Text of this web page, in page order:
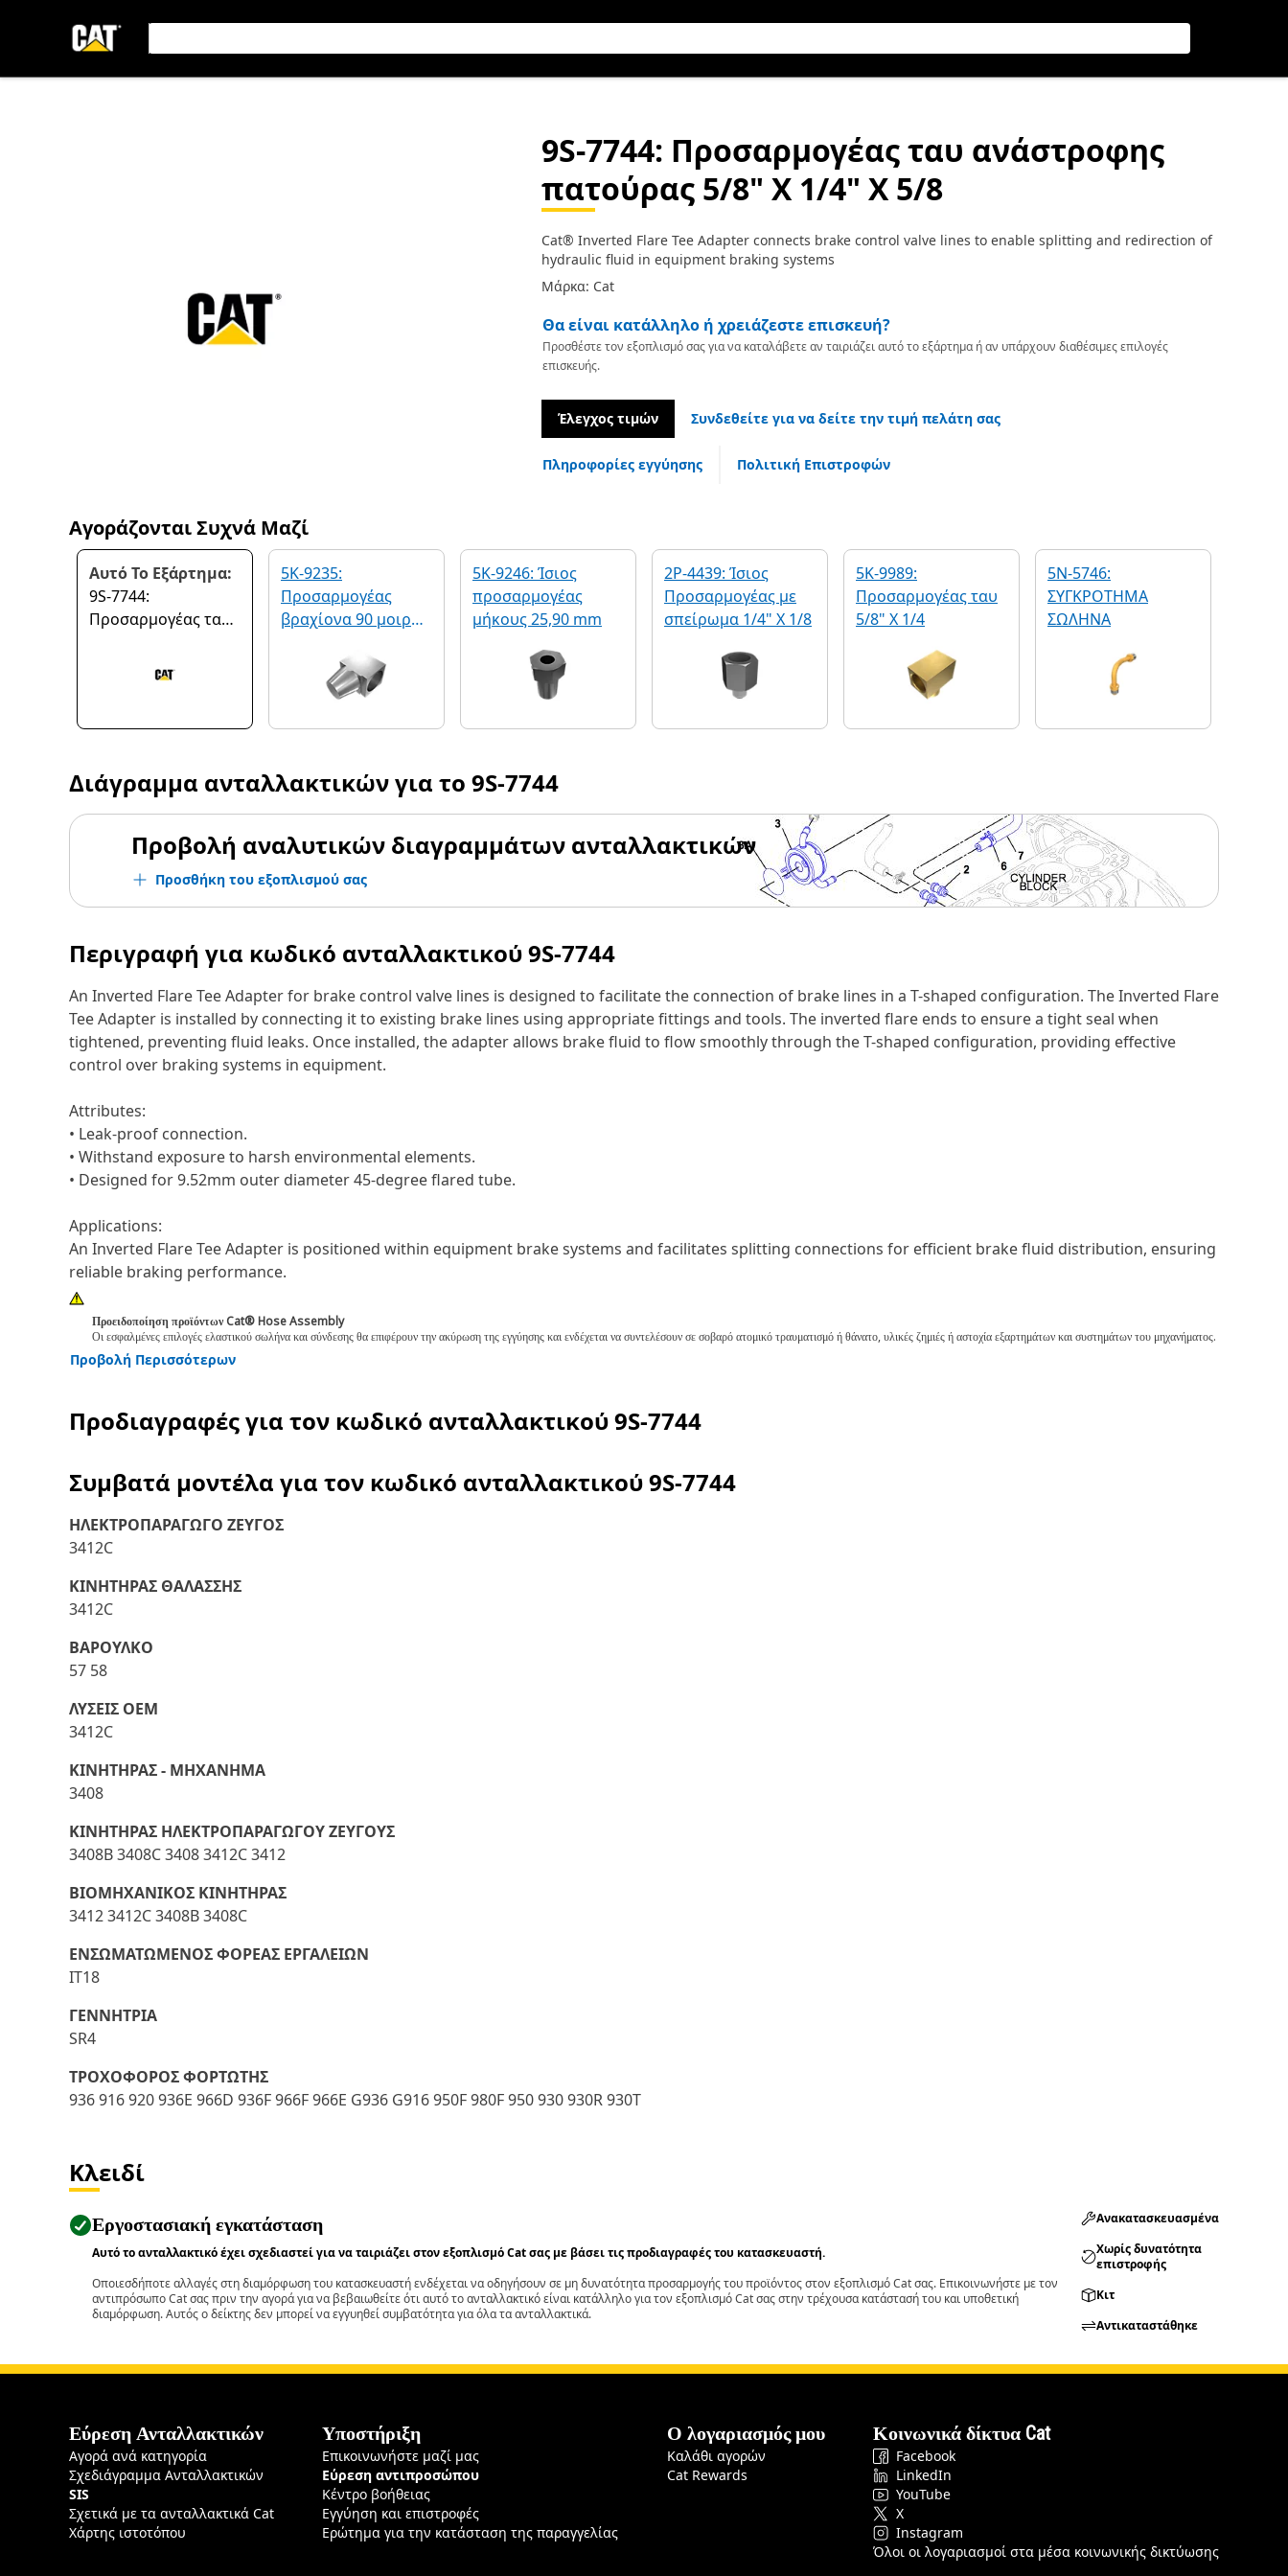
9S-7744: Προσαρμογέας ταυ ανάστροφης
πατούρας 5/8" Χ 1/4" Χ 5/8
Cat® Inverted Flare Tee Adapter connects brake control valve lines to enable splitting and redirection of
hydraulic fluid in equipment braking systems
Μάρκα: Cat
Θα είναι κατάλληλο ή χρειάζεστε επισκευή?
Προσθέστε τον εξοπλισμό σας για να καταλάβετε αν ταιριάζει αυτό το εξάρτημα ή αν υπάρχουν διαθέσιμες επιλογές
επισκευής.
Έλεγχος τιμών Συνδεθείτε για να δείτε την τιμή πελάτη σας
Πληροφορίες εγγύησης Πολιτική Επιστροφών
Αγοράζονται Συχνά Μαζί
Αυτό Το Εξάρτημα:
9S-7744:
Προσαρμογέας ταυ
πατούρας 5/8" Χ
5K-9235:
Προσαρμογέας
βραχίονα 90 μοιρών
5K-9246: Ίσιος
προσαρμογέας
μήκους 25,90 mm
2P-4439: Ίσιος
Προσαρμογέας με
σπείρωμα 1/4" X 1/8
5K-9989:
Προσαρμογέας ταυ
5/8" X 1/4
5N-5746:
ΣΥΓΚΡΟΤΗΜΑ
ΣΩΛΗΝΑ
Διάγραμμα ανταλλακτικών για το 9S-7744
Προβολή αναλυτικών διαγραμμάτων ανταλλακτικών
Προσθήκη του εξοπλισμού σας
Περιγραφή για κωδικό ανταλλακτικού9S-7744
An Inverted Flare Tee Adapter for brake control valve lines is designed to facilitate the connection of brake lines in a T-shaped configuration. The Inverted Flare
Tee Adapter is installed by connecting it to existing brake lines using appropriate fittings and tools. The inverted flare ends to ensure a tight seal when
tightened, preventing fluid leaks. Once installed, the adapter allows brake fluid to flow smoothly through the T-shaped configuration, providing effective
control over braking systems in equipment.
Attributes:
• Leak-proof connection.
• Withstand exposure to harsh environmental elements.
• Designed for 9.52mm outer diameter 45-degree flared tube.
Applications:
An Inverted Flare Tee Adapter is positioned within equipment brake systems and facilitates splitting connections for efficient brake fluid distribution, ensuring
reliable braking performance.
Προειδοποίηση προϊόντων Cat® Hose Assembly
Οι εσφαλμένες επιλογές ελαστικού σωλήνα και σύνδεσης θα επιφέρουν την ακύρωση της εγγύησης και ενδέχεται να συντελέσουν σε σοβαρό ατομικό τραυματισμό ή θάνατο, υλικές ζημιές ή αστοχία εξαρτημάτων και συστημάτων του μηχανήματος.
Προβολή Περισσότερων
Προδιαγραφές για τον κωδικό ανταλλακτικού9S-7744
Συμβατά μοντέλα για τον κωδικό ανταλλακτικού9S-7744
ΗΛΕΚΤΡΟΠΑΡΑΓΩΓΟ ΖΕΥΓΟΣ
3412C
ΚΙΝΗΤΗΡΑΣ ΘΑΛΑΣΣΗΣ
3412C
ΒΑΡΟΥΛΚΟ
57 58
ΛΥΣΕΙΣ OEM
3412C
ΚΙΝΗΤΗΡΑΣ - ΜΗΧΑΝΗΜΑ
3408
ΚΙΝΗΤΗΡΑΣ ΗΛΕΚΤΡΟΠΑΡΑΓΩΓΟΥ ΖΕΥΓΟΥΣ
3408B 3408C 3408 3412C 3412
ΒΙΟΜΗΧΑΝΙΚΟΣ ΚΙΝΗΤΗΡΑΣ
3412 3412C 3408B 3408C
ΕΝΣΩΜΑΤΩΜΕΝΟΣ ΦΟΡΕΑΣ ΕΡΓΑΛΕΙΩΝ
IT18
ΓΕΝΝΗΤΡΙΑ
SR4
ΤΡΟΧΟΦΟΡΟΣ ΦΟΡΤΩΤΗΣ
936 916 920 936E 966D 936F 966F 966E G936 G916 950F 980F 950 930 930R 930T
Κλειδί
Εργοστασιακή εγκατάσταση
Αυτό το ανταλλακτικό έχει σχεδιαστεί για να ταιριάζει στον εξοπλισμό Cat σας με βάσει τις προδιαγραφές του κατασκευαστή.
Οποιεσδήποτε αλλαγές στη διαμόρφωση του κατασκευαστή ενδέχεται να οδηγήσουν σε μη δυνατότητα προσαρμογής του προϊόντος στον εξοπλισμό Cat σας. Επικοινωνήστε με τον
αντιπρόσωπο Cat σας πριν την αγορά για να βεβαιωθείτε ότι αυτό το ανταλλακτικό είναι κατάλληλο για τον εξοπλισμό Cat σας στην τρέχουσα κατάστασή του και υποθετική
διαμόρφωση. Αυτός ο δείκτης δεν μπορεί να εγγυηθεί συμβατότητα για όλα τα ανταλλακτικά.
Ανακατασκευασμένα
Χωρίς δυνατότητα
επιστροφής
Κιτ
Αντικαταστάθηκε
Εύρεση Ανταλλακτικών
Αγορά ανά κατηγορία
Σχεδιάγραμμα Ανταλλακτικών
SIS
Σχετικά με τα ανταλλακτικά Cat
Χάρτης ιστοτόπου
Υποστήριξη
Επικοινωνήστε μαζί μας
Εύρεση αντιπροσώπου
Κέντρο βοήθειας
Εγγύηση και επιστροφές
Ερώτημα για την κατάσταση της παραγγελίας
Ο λογαριασμός μου
Καλάθι αγορών
Cat Rewards
Κοινωνικά δίκτυα Cat
Facebook
LinkedIn
YouTube
X
Instagram
Όλοι οι λογαριασμοί στα μέσα κοινωνικής δικτύωσης